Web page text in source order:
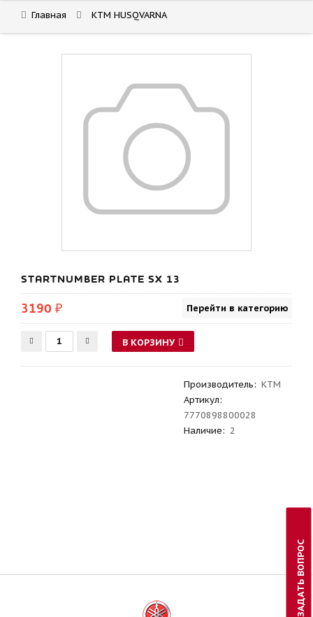
Главная KTM HUSQVARNA
STARTNUMBER PLATE SX 13
3190 ₽ Перейти в категорию
В КОРЗИНУ
Производитель: KTM
Артикул:
7770898800028
Наличие: 2
ЗАДАТЬ ВОПРОС